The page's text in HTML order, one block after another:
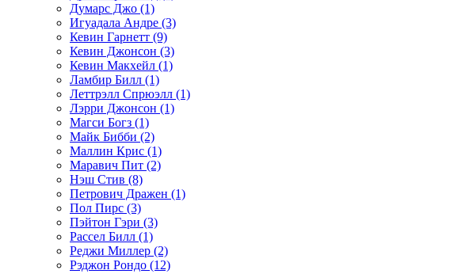
Думарс Джо (1)
Игуадала Андре (3)
Кевин Гарнетт (9)
Кевин Джонсон (3)
Кевин Макхейл (1)
Ламбир Билл (1)
Леттрэлл Спрюэлл (1)
Лэрри Джонсон (1)
Магси Богз (1)
Майк Бибби (2)
Маллин Крис (1)
Маравич Пит (2)
Нэш Стив (8)
Петрович Дражен (1)
Пол Пирс (3)
Пэйтон Гэри (3)
Рассел Билл (1)
Реджи Миллер (2)
Рэджон Рондо (12)